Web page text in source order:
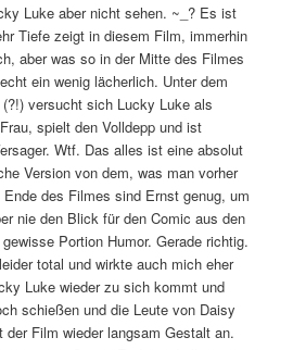
Luke aber nicht sehen. ~_? Es ist
Tiefe zeigt in diesem Film, immerhin
aber was so in der Mitte des Filmes
ein wenig lächerlich. Unter dem
versucht sich Lucky Luke als
spielt den Volldepp und ist
Wtf. Das alles ist eine absolut
Version von dem, was man vorher
des Filmes sind Ernst genug, um
nie den Blick für den Comic aus den
Portion Humor. Gerade richtig.
total und wirkte auch mich eher
Luke wieder zu sich kommt und
schießen und die Leute von Daisy
Film wieder langsam Gestalt an.